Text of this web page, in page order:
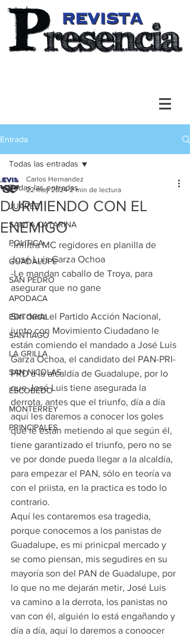
Entrada
Todas las entradas
JUAREZ
SANTA CATARINA
POLITICA
GUADALUPE
SAN PEDRO
APODACA
EDITORIAL
SANTIAGO
LA GRILLA
SAN NICOLAS
ESCOBEDO
MONTERREY
PRINCIPALES
Todas las entradas
DURMIENDO CON EL
ENEMIGO
Carlos Hernandez
22 may 2024 2 min de lectura
-Inflitra MC regidores en planilla de
José Luis Garza Ochoa
-Le mandan caballo de Troya, para
asegurar que no gane
Sin duda el Partido Acción Nacional,
junto con Movimiento Ciudadano le
están comiendo el mandado a José Luis
Garza Ochoa, el candidato del PAN-PRI-
PRD a la alcaldía de Guadalupe, por lo
que José Luis tiene asegurada la
derrota, antes que el triunfo, día a día
aquí les daremos a conocer los goles
que le están metiendo al que según él,
tiene garantizado el triunfo, pero no se
ve por donde pueda llegar a la alcaldía,
para empezar el PAN, sólo en teoría va
con el priista, en la practica es todo lo
contrario.
Aquí les contaremos esa tragedia,
porque conocemos a los panistas de
Guadalupe, es mi prinicpal mercado y
se como piensan, mis segudires en su
mayoría son del PAN de Guadalupe, por
lo que no me dejarán metir, José Luis
va camino a la derrota, los panistas no
van con él, alguién lo está engañando y
día a día, aquí lo daremos a conoocer